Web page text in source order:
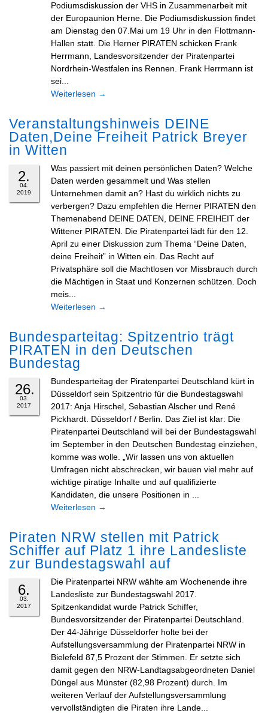
Podiumsdiskussion der VHS in Zusammenarbeit mit
der Europaunion Herne. Die Podiumsdiskussion findet
am Dienstag den 07.Mai um 19 Uhr in den Flottmann-
Hallen statt. Die Herner PIRATEN schicken Frank
Herrmann, Landesvorsitzender der Piratenpartei
Nordrhein-Westfalen ins Rennen. Frank Herrmann ist
sei...
Weiterlesen →
Veranstaltungshinweis DEINE
Daten,Deine Freiheit Patrick Breyer
in Witten
2.
04.
2019
Was passiert mit deinen persönlichen Daten? Welche
Daten werden gesammelt und Was stellen
Unternehmen damit an? Hast du wirklich nichts zu
verbergen? Dazu empfehlen die Herner PIRATEN den
Themenabend DEINE DATEN, DEINE FREIHEIT der
Wittener PIRATEN. Die Piratenpartei lädt für den 12.
April zu einer Diskussion zum Thema “Deine Daten,
deine Freiheit” in Witten ein. Das Recht auf
Privatsphäre soll die Machtlosen vor Missbrauch durch
die Mächtigen in Staat und Konzernen schützen. Doch
meis...
Weiterlesen →
Bundesparteitag: Spitzentrio trägt
PIRATEN in den Deutschen
Bundestag
26.
03.
2017
Bundesparteitag der Piratenpartei Deutschland kürt in
Düsseldorf sein Spitzentrio für die Bundestagswahl
2017: Anja Hirschel, Sebastian Alscher und René
Pickhardt. Düsseldorf / Berlin. Das Ziel ist klar: Die
Piratenpartei Deutschland will bei der Bundestagswahl
im September in den Deutschen Bundestag einziehen,
komme was wolle. „Wir lassen uns von aktuellen
Umfragen nicht abschrecken, wir bauen viel mehr auf
wichtige piratige Inhalte und auf qualifizierte
Kandidaten, die unsere Positionen in ...
Weiterlesen →
Piraten NRW stellen mit Patrick
Schiffer auf Platz 1 ihre Landesliste
zur Bundestagswahl auf
6.
03.
2017
Die Piratenpartei NRW wählte am Wochenende ihre
Landesliste zur Bundestagswahl 2017.
Spitzenkandidat wurde Patrick Schiffer,
Bundesvorsitzender der Piratenpartei Deutschland.
Der 44-Jährige Düsseldorfer holte bei der
Aufstellungsversammlung der Piratenpartei NRW in
Bielefeld 87,5 Prozent der Stimmen. Er setzte sich
damit gegen den NRW-Landtagsabgeordneten Daniel
Düngel aus Münster (82,98 Prozent) durch. Im
weiteren Verlauf der Aufstellungsversammlung
vervollständigten die Piraten ihre Lande...